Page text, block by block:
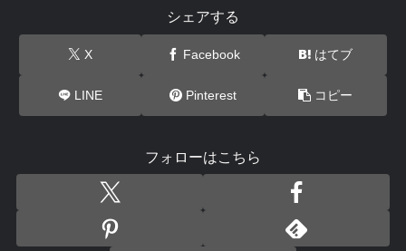
シェアする
X Facebook はてブ
LINE Pinterest コピー
フォローはこちら